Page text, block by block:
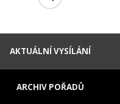
AKTUÁLNÍ VYSÍLÁNÍ
ARCHIV POŘADŮ